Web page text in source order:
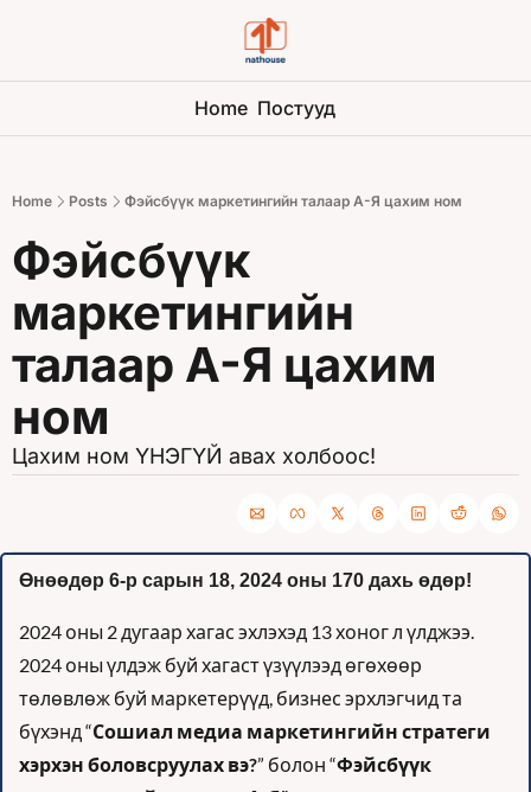
Home Постууд
Home Posts Фэйсбүүк маркетингийн талаар А-Я цахим ном
Фэйсбүүк
маркетингийн
талаар А-Я цахим
ном
Цахим ном ҮНЭГҮЙ авах холбоос!
Өнөөдөр 6-р сарын 18, 2024 оны 170 дахь өдөр!
2024 оны 2 дугаар хагас эхлэхэд 13 хоног л үлджээ.
2024 оны үлдэж буй хагаст үзүүлээд өгөхөөр
төлөвлөж буй маркетерүүд, бизнес эрхлэгчид та
бүхэнд “Сошиал медиа маркетингийн стратеги
хэрхэн боловсруулах вэ?” болон “Фэйсбүүк